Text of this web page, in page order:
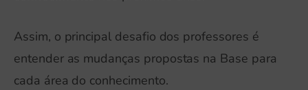
Assim, o principal desafio dos professores é
entender as mudanças propostas na Base para
cada área do conhecimento.